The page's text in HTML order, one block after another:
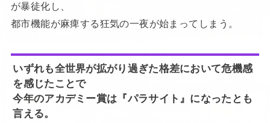
が暴徒化し、
都市機能が麻痺する狂気の一夜が始まってしまう。
いずれも全世界が拡がり過ぎた格差において危機感
を感じたことで
今年のアカデミー賞は『パラサイト』になったとも
言える。